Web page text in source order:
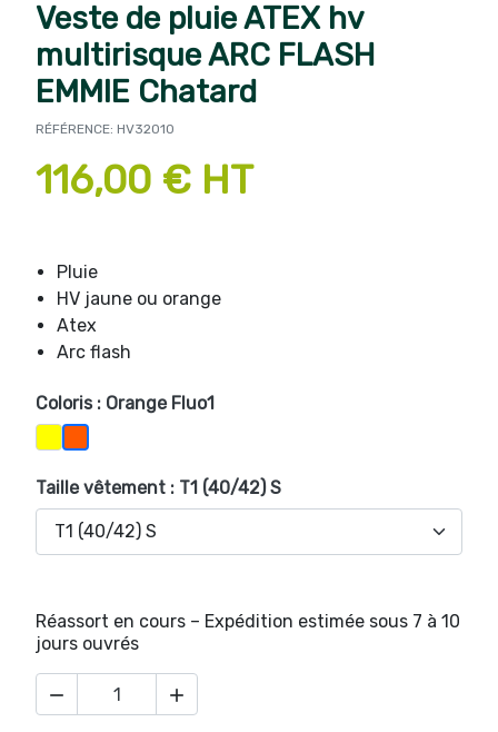
Veste de pluie ATEX hv
multirisque ARC FLASH
EMMIE Chatard
RÉFÉRENCE: HV32010
116,00 € HT
Pluie
HV jaune ou orange
Atex
Arc flash
Coloris : Orange Fluo1
Jaune Fluo1
Orange Fluo1
Taille vêtement : T1 (40/42) S
Réassort en cours – Expédition estimée sous 7 à 10
jours ouvrés
 